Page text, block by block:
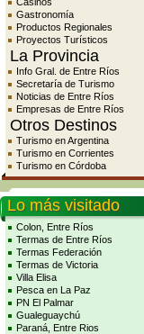
Gastronomía
Productos Regionales
Proyectos Turísticos
La Provincia
Info Gral. de Entre Ríos
Secretaría de Turismo
Noticias de Entre Ríos
Empresas de Entre Ríos
Otros Destinos
Turismo en Argentina
Turismo en Corrientes
Turismo en Córdoba
Lo más visitado
Colon, Entre Ríos
Termas de Entre Ríos
Termas Federación
Termas de Victoria
Villa Elisa
Pesca en La Paz
PN El Palmar
Gualeguaychú
Paraná, Entre Rios